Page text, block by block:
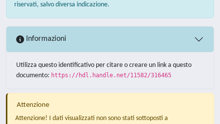
riservati, salvo diversa indicazione.
Informazioni
Utilizza questo identificativo per citare o creare un link a questo
documento: https://hdl.handle.net/11582/316465
Attenzione
Attenzione! I dati visualizzati non sono stati sottoposti a